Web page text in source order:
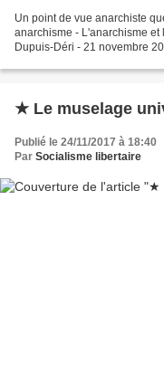
Un point de vue anarchiste
anarchisme - L'anarchisme
Dupuis-Déri - 21 novembre
★ Le muselage
Publié le 24/11/2017 à 18:40
Par Socialisme libertaire